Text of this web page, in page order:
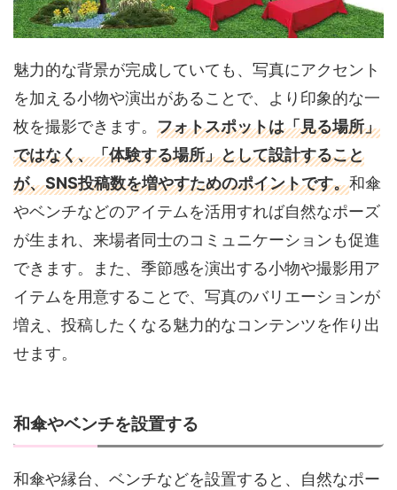
魅力的な背景が完成していても、写真にアクセント
を加える小物や演出があることで、より印象的な一
枚を撮影できます。 フォトスポットは「見る場所」
ではなく、「体験する場所」として設計すること
が、SNS投稿数を増やすためのポイントです。和傘
やベンチなどのアイテムを活用すれば自然なポーズ
が生まれ、来場者同士のコミュニケーションも促進
できます。また、季節感を演出する小物や撮影用ア
イテムを用意することで、写真のバリエーションが
増え、投稿したくなる魅力的なコンテンツを作り出
せます。
和傘やベンチを設置する
和傘や縁台、ベンチなどを設置すると、自然なポー